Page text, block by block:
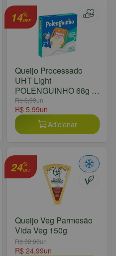
14%
OFF
Queijo Processado
UHT Light
POLENGUINHO 68g 4
Unidades
R$ 6,99un
R$ 5,99un
Adicionar
24%
OFF
Queijo Veg Parmesão
Vida Veg 150g
R$ 32,90un
R$ 24,99un